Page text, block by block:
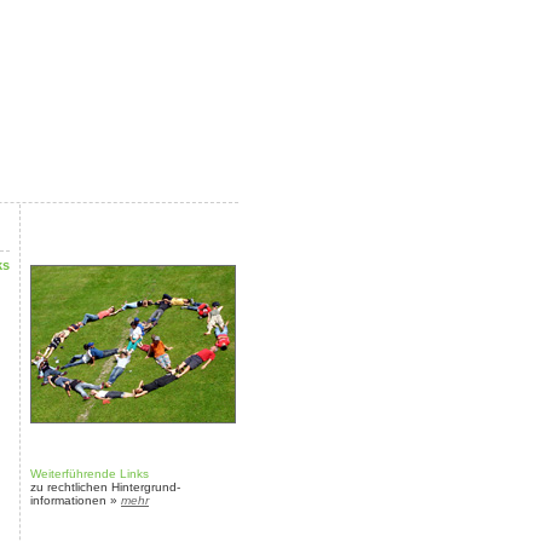
Weiterführende Links
zu rechtlichen Hintergrund-
informationen » mehr